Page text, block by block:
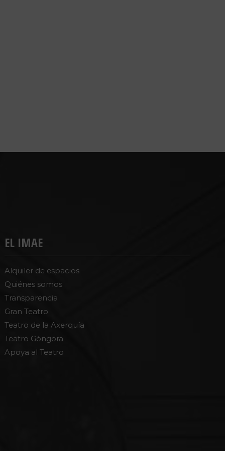
EL IMAE
Alquiler de espacios
Quiénes somos
Transparencia
Gran Teatro
Teatro de la Axerquía
Teatro Góngora
Apoya al Teatro